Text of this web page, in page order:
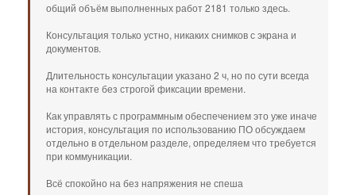
общий объём выполненных работ 2181 только здесь.
Консультация только устно, никаких снимков с экрана и
документов.
Длительность консультации указано 2 ч, но по сути всегда
на контакте без строгой фиксации времени.
Как управлять с программным обеспечением это уже иначе
история, консультация по использованию ПО обсуждаем
отдельно в отдельном разделе, определяем что требуется
при коммуникации.
Всё спокойно на без напряжения не спеша